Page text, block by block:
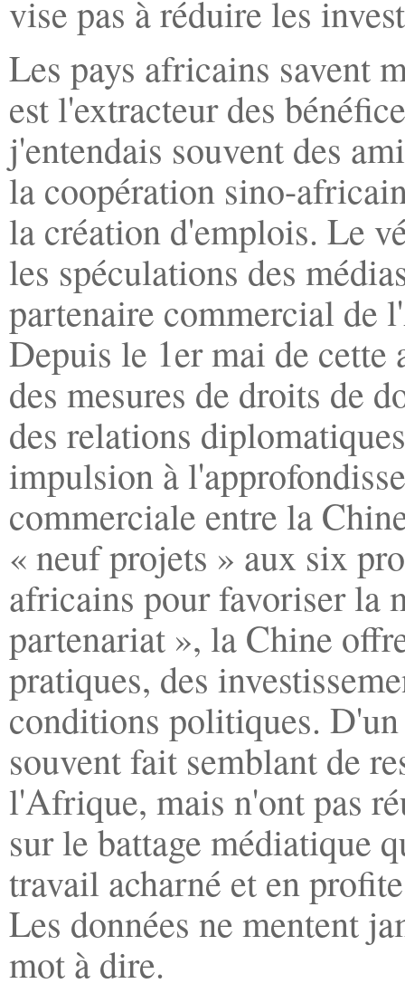
vise pas à réduire les
Les pays africains savent
est l'extracteur des
j'entendais souvent des
la coopération sino-
la création d'emplois. Le
les spéculations des
partenaire commercial de
Depuis le 1er mai de
des mesures de droits de
des relations
impulsion à
commerciale entre la
« neuf projets » aux six
africains pour favoriser la
partenariat », la Chine
pratiques, des
conditions politiques.
souvent fait semblant de
l'Afrique, mais n'ont pas
sur le battage médiatique
travail acharné et en
Les données ne mentent
mot à dire.